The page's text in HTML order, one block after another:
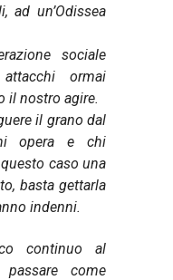
ad un’Odissea
sociale
ormai
il nostro agire.
il grano dal
opera e chi
caso una
basta gettarla
indenni.
continuo al
come